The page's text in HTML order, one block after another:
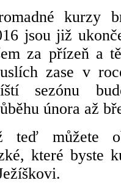
kurzy
jsou již
za přízeň a
zase v
sezónu
února až
můžete
které byste